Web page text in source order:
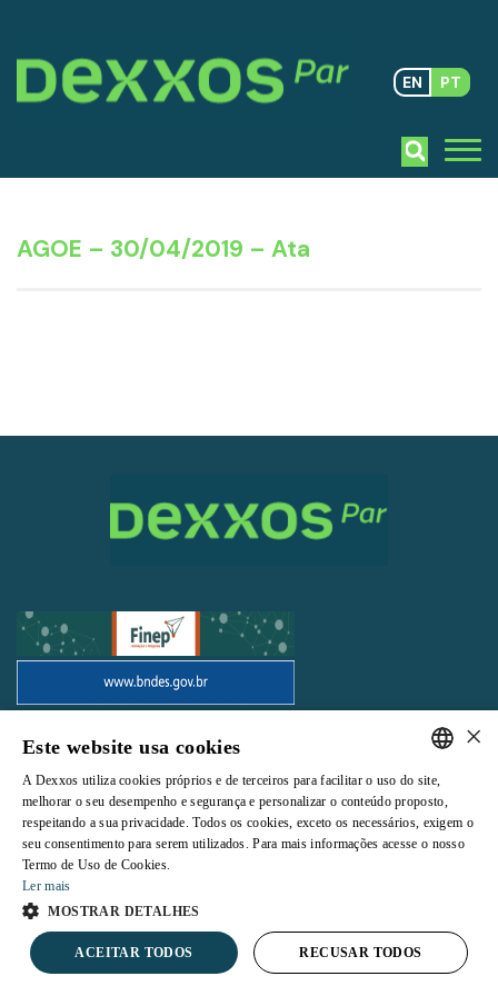
EN PT
AGOE – 30/04/2019 – Ata
Todos os direitos reservados | Termos e Condições de Uso
Política de
Privacidade
PORTUGUESE
ENGLISH
×
Este website usa cookies
A Dexxos utiliza cookies próprios e de terceiros para facilitar o uso do site,
melhorar o seu desempenho e segurança e personalizar o conteúdo proposto,
respeitando a sua privacidade. Todos os cookies, exceto os necessários, exigem o
seu consentimento para serem utilizados. Para mais informações acesse o nosso
Termo de Uso de Cookies.
Ler mais
MOSTRAR DETALHES
ACEITAR TODOS RECUSAR TODOS